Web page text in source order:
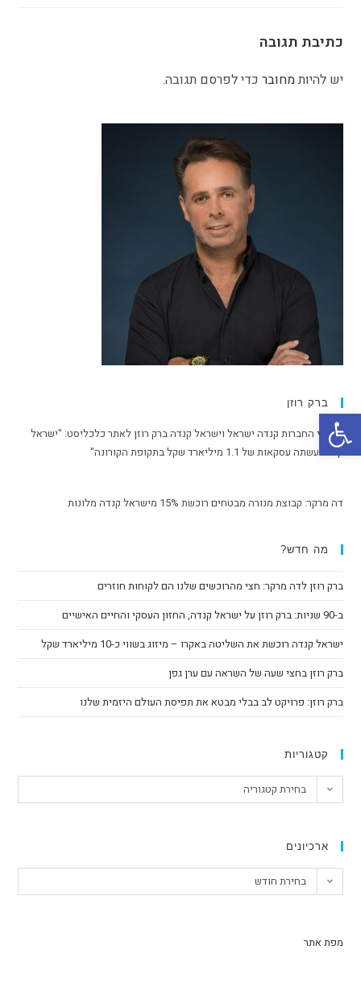
פתח סרגל נגישות
כתיבת תגובה
יש להיותמחובר כדי לפרסם תגובה.
ברק רוזן
מבעלי החברות קנדה ישראל וישראל קנדה ברק רוזן לאתר כלכליסט: "ישראל
קנדה עשתה עסקאות של 1.1 מיליארד שקל בתקופת הקורונה"
דה מרקר: קבוצת מנורה מבטחים רוכשת 15% מישראל קנדה מלונות
מה חדש?
ברק רוזן לדה מרקר: חצי מהרוכשים שלנו הם לקוחות חוזרים
ב-90 שניות: ברק רוזן על ישראל קנדה, החזון העסקי והחיים האישיים
ישראל קנדה רוכשת את השליטה באקרו – מיזוג בשווי כ-10 מיליארד שקל
ברק רוזן בחצי שעה של השראה עם ערן גפן
ברק רוזן: פרויקט לב בבלי מבטא את תפיסת העולם היזמית שלנו
קטגוריות
בחירת קטגוריה
ארכיונים
בחירת חודש
מפת אתר